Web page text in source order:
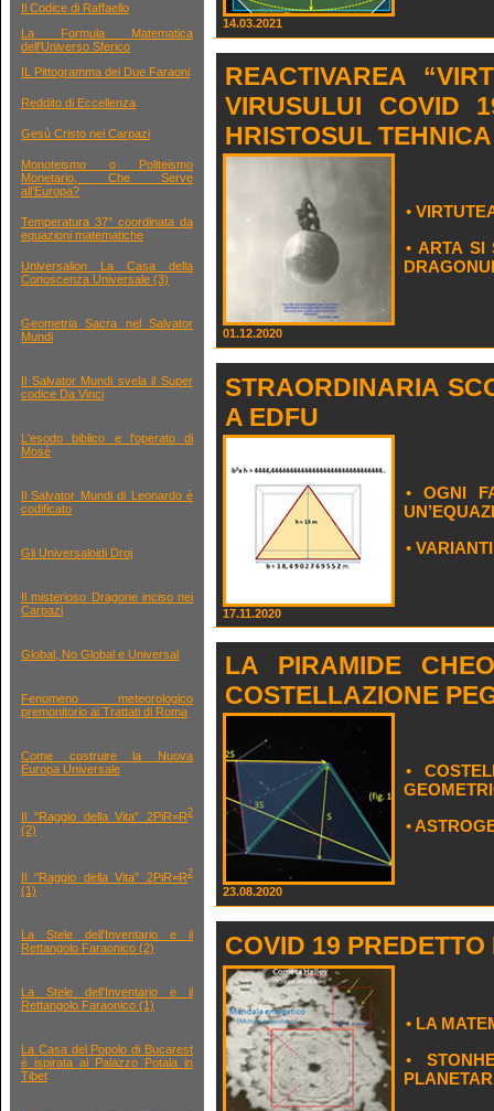
Il Codice di Raffaello
La Formula Matematica
dell'Universo Sferico
IL Pittogramma dei Due Faraoni
Reddito di Eccellenza
Gesù Cristo nei Carpazi
Monoteismo o Politeismo
Monetario, Che Serve
all'Europa?
Temperatura 37° coordinata da
equazioni matematiche
Universalion La Casa della
Conoscenza Universale (3)
Geometria Sacra nel Salvator
Mundi
Il Salvator Mundi svela il Super
codice Da Vinci
L'esodo biblico e l'operato di
Mosè
Il Salvator Mundi di Leonardo è
codificato
Gli Universaloidi Droj
Il misterioso Dragone inciso nei
Carpazi
Global, No Global e Universal
Fenomeno meteorologico
premonitorio ai Trattati di Roma
Come costruire la Nuova
Europa Universale
Il "Raggio della Vita" 2PiR=R2
(2)
Il "Raggio della Vita" 2PiR=R2
(1)
La Stele dell'Inventario e il
Rettangolo Faraonico (2)
La Stele dell'Inventario e il
Rettangolo Faraonico (1)
La Casa del Popolo di Bucarest
è ispirata al Palazzo Potala in
Tibet
14.03.2021
REACTIVAREA
VIRUSULUI COVID
HRISTOSUL
•
• ARTA SI
01.12.2020
STRAORDINARIA
A EDFU
• OGNI
•
17.11.2020
LA PIRAMIDE
COSTELLAZIONE
•
•
23.08.2020
COVID 19
• LA
•